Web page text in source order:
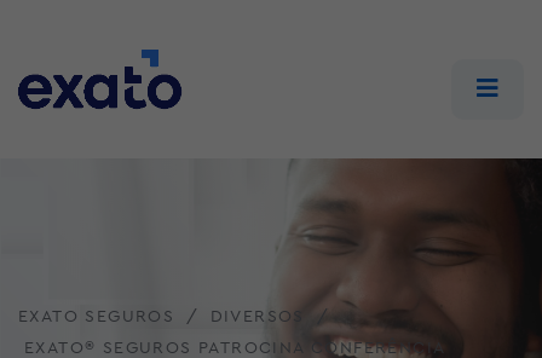
EXATO SEGUROS
DIVERSOS
EXATO® SEGUROS PATROCINA CONFERÊNCIA